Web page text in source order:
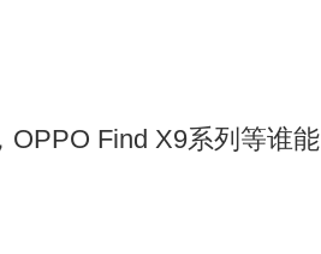
OPPO Find X9系列等谁能